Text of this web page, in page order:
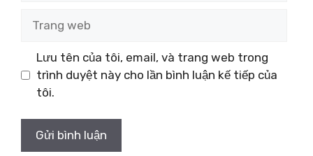
web
Lưu tên của tôi, email, và trang web trong
trình duyệt này cho lần bình luận kế tiếp của
tôi.